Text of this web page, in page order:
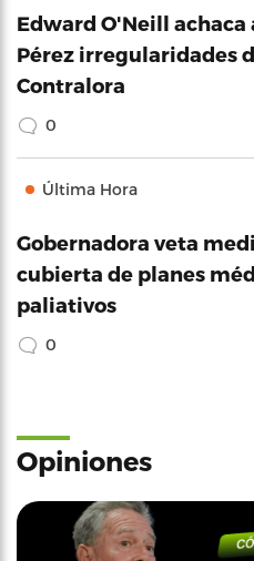
Edward O'Neill
Pérez irregularidades
Contralora
0
Última Hora
Gobernadora veta
cubierta de planes
paliativos
0
Opiniones